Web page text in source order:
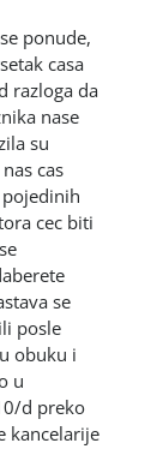
ponude,
casa
razloga da
nase
su
cas
cec biti
se
posle
obuku i
u
d preko
kancelarije